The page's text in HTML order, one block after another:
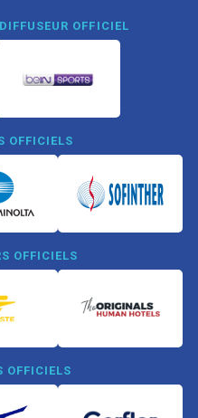
OFFICIEL
OFFICIELS
OFFICIELS
OFFICIELS